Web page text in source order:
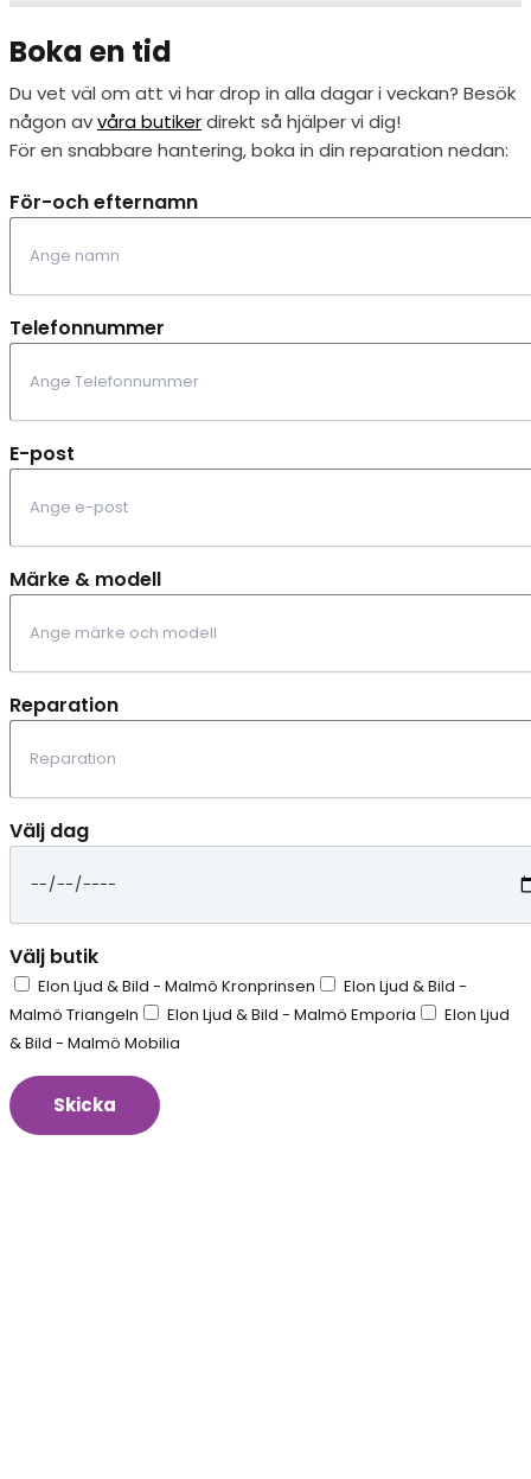
Boka en tid
Du vet väl om att vi har drop in alla dagar i veckan? Besök
någon avvåra butikerdirekt så hjälper vi dig!
För en snabbare hantering, boka in din reparation nedan:
För-och efternamn
Telefonnummer
E-post
Märke & modell
Reparation
Välj dag
Välj butik
Elon Ljud & Bild - Malmö Kronprinsen
Elon Ljud & Bild -
Malmö Triangeln
Elon Ljud & Bild - Malmö Emporia
Elon Ljud
& Bild - Malmö Mobilia
Skicka